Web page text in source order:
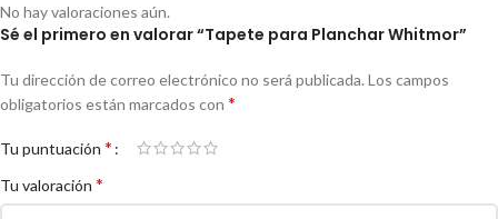
No hay valoraciones aún.
Sé el primero en valorar “Tapete para Planchar Whitmor”
Tu dirección de correo electrónico no será publicada. Los campos
obligatorios están marcados con *
Tu puntuación *
Tu valoración *